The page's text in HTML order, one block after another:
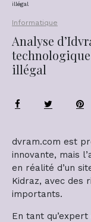
illégal
Informatique
Analyse
illégal
dvram.com est
innovante, mais
en réalité d’un
Kidraz, avec des
importants.
En tant